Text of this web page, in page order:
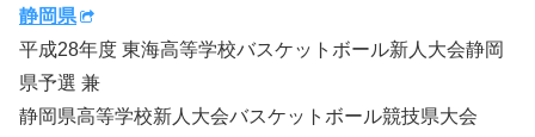
静岡県
平成28年度 東海高等学校バスケットボール新人大会静岡
県予選 兼
静岡県高等学校新人大会バスケットボール競技県大会